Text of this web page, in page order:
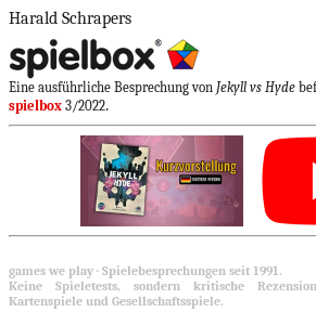
Harald Schrapers
Eine ausführliche Besprechung von Jekyll vs Hyde
spielbox 3/2022.
games we play · Spielebesprechungen seit 1991.
Keine Spieletests, sondern kritische
Kartenspiele und Gesellschaftsspiele.